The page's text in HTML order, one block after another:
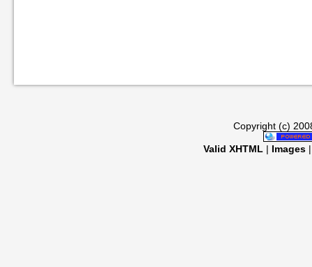
Copyright (c)
Valid XHTML Images